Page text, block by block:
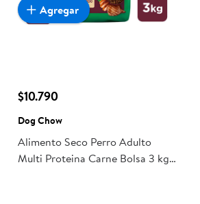
$10.790
Dog Chow
Alimento Seco Perro Adulto
Multi Proteina Carne Bolsa 3 kg
Agregar